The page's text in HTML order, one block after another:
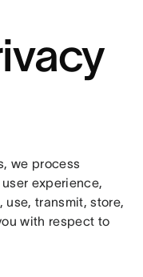
we process
experience,
transmit, store,
with respect to